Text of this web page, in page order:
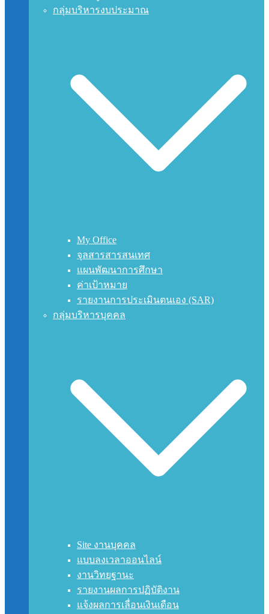
กลุ่มบริหารงบประมาณ
My Office
จุลสารสารสนเทศ
แผนพัฒนาการศึกษา
ค่าเป้าหมาย
รายงานการประเมินตนเอง (SAR)
กลุ่มบริหารบุคคล
Site งานบุคคล
แบบลงเวลาออนไลน์
งานวิทยฐานะ
รายงานผลการปฏิบัติงาน
แจ้งผลการเลื่อนเงินเดือน